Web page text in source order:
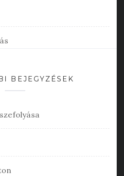
BEJEGYZÉSEK